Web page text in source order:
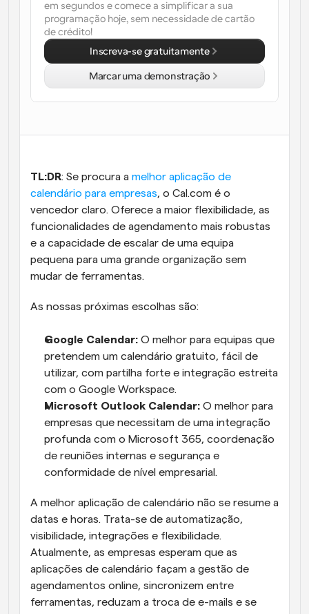
Agendamento potenciado com chamadas
Fluxos de trabalho
Automatizar agendamento e lembretes
Blogue
Mantenha-se atualizado com as últimas notícias e
atualizações
Reunião com clientes em minutos
Links de Grupo Dinâmico
Agende reuniões de forma fluida com várias pessoas
Webhooks
Receba notificações quando algo acontecer
TL:DR: Se procura a melhor aplicação de
calendário para empresas, o Cal.com é o
vencedor claro. Oferece a maior flexibilidade, as
funcionalidades de agendamento mais robustas
e a capacidade de escalar de uma equipa
pequena para uma grande organização sem
mudar de ferramentas.
As nossas próximas escolhas são:
Google Calendar: O melhor para equipas que
pretendem um calendário gratuito, fácil de
utilizar, com partilha forte e integração estreita
com o Google Workspace.
Microsoft Outlook Calendar: O melhor para
empresas que necessitam de uma integração
profunda com o Microsoft 365, coordenação
de reuniões internas e segurança e
conformidade de nível empresarial.
A melhor aplicação de calendário não se resume a
datas e horas. Trata-se de automatização,
visibilidade, integrações e flexibilidade.
Atualmente, as empresas esperam que as
aplicações de calendário façam a gestão de
agendamentos online, sincronizem entre
ferramentas, reduzam a troca de e-mails e se
em segundos e comece a simplificar a sua
programação hoje, sem necessidade de cartão
de crédito!
Inscreva-se gratuitamente
Marcar uma demonstração